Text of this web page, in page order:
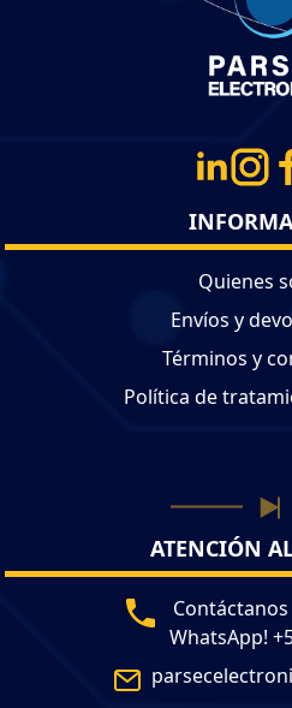
Quienes
Envíos y
Términos y
Política de
ATENCIÓN
WhatsApp!